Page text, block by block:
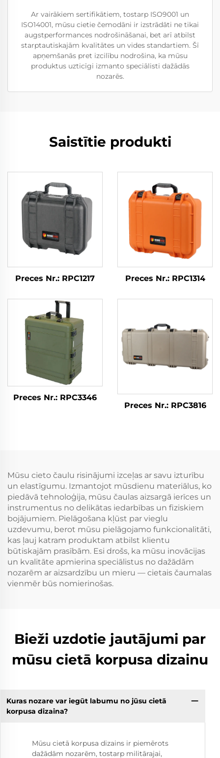
Ar vairākiem sertifikātiem, tostarp ISO9001 un
ISO14001, mūsu cietie čemodāni ir izstrādāti ne tikai
augstperformances nodrošināšanai, bet arī atbilst
starptautiskajām kvalitātes un vides standartiem. Šī
apņemšanās pret izcilību nodrošina, ka mūsu
produktus uzticīgi izmanto speciālisti dažādās
nozarēs.
Saistītie produkti
Preces Nr.: RPC1217 Preces Nr.: RPC1314
Preces Nr.: RPC3346
Preces Nr.: RPC3816
Mūsu cieto čaulu risinājumi izceļas ar savu izturību
un elastīgumu. Izmantojot mūsdienu materiālus, ko
piedāvā tehnoloģija, mūsu čaulas aizsargā ierīces un
instrumentus no delikātas iedarbības un fiziskiem
bojājumiem. Pielāgošana kļūst par vieglu
uzdevumu, berot mūsu pielāgojamo funkcionalitāti,
kas ļauj katram produktam atbilst klientu
būtiskajām prasībām. Esi drošs, ka mūsu inovācijas
un kvalitāte apmierina speciālistus no dažādām
nozarēm ar aizsardzību un mieru — cietais čaumalas
vienmēr būs nomierinošas.
Bieži uzdotie jautājumi par
mūsu cietā korpusa dizainu
Kuras nozare var iegūt labumu no jūsu cietā
korpusa dizaina?
Mūsu cietā korpusa dizains ir piemērots
dažādām nozarēm, tostarp militārajai,